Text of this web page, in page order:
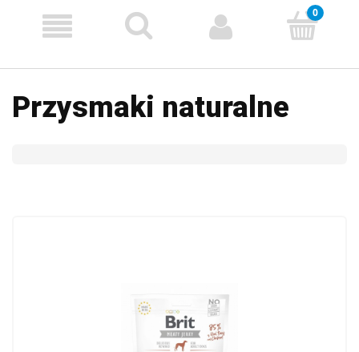
Przysmaki naturalne